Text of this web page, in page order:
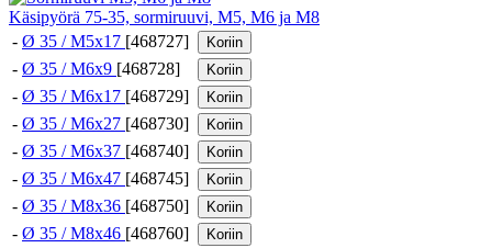
Käsipyörä 75-35, sormiruuvi, M5, M6 ja M8
- Ø 35 / M5x17 [468727] Koriin
- Ø 35 / M6x9 [468728] Koriin
- Ø 35 / M6x17 [468729] Koriin
- Ø 35 / M6x27 [468730] Koriin
- Ø 35 / M6x37 [468740] Koriin
- Ø 35 / M6x47 [468745] Koriin
- Ø 35 / M8x36 [468750] Koriin
- Ø 35 / M8x46 [468760] Koriin